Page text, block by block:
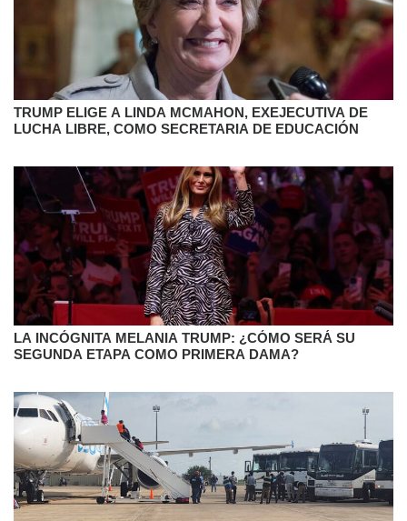
TRUMP ELIGE A LINDA MCMAHON, EXEJECUTIVA DE
LUCHA LIBRE, COMO SECRETARIA DE EDUCACIÓN
LA INCÓGNITA MELANIA TRUMP: ¿CÓMO SERÁ SU
SEGUNDA ETAPA COMO PRIMERA DAMA?